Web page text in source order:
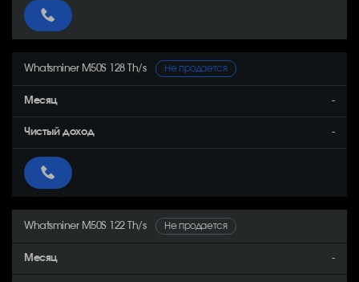
Whatsminer M50S 128 Th/s Не продается
-
-
Whatsminer M50S 122 Th/s Не продается
-